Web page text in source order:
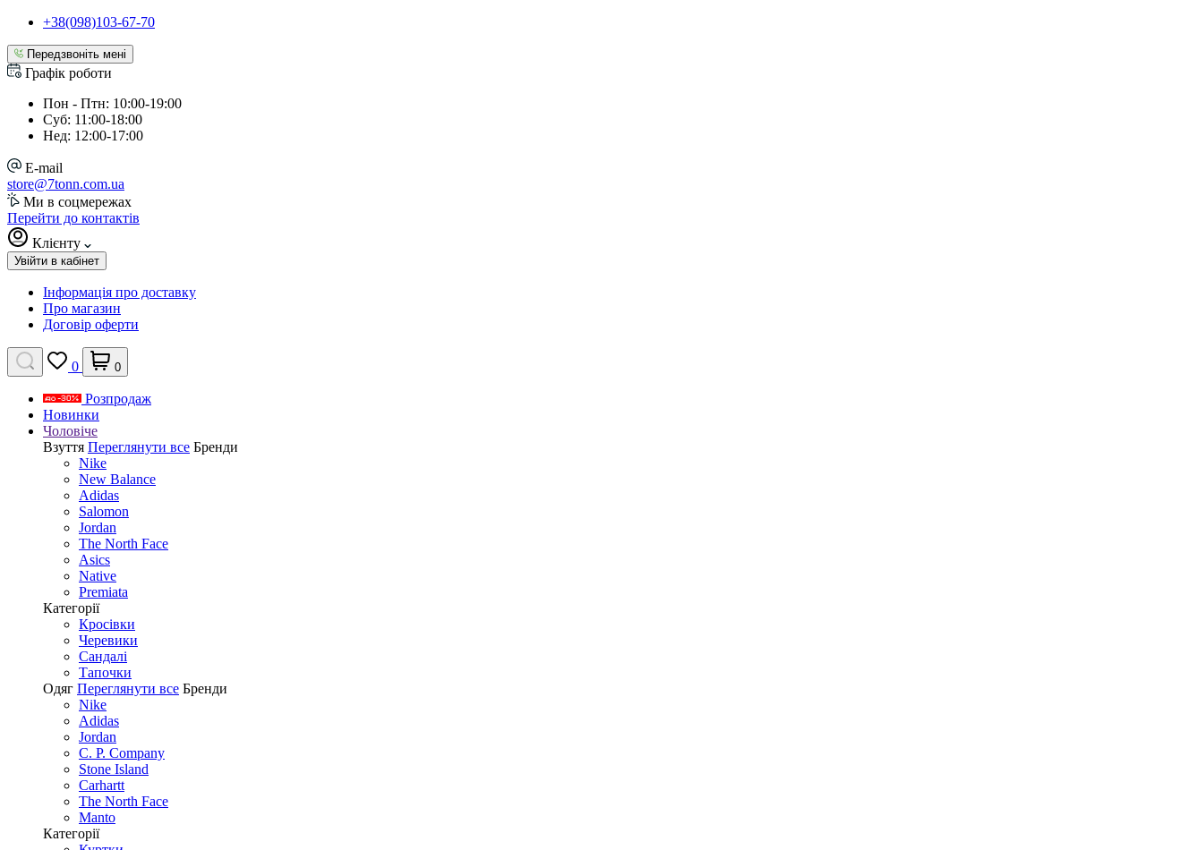
+38(098)103-67-70
Передзвоніть мені
Графік роботи
Пон - Птн: 10:00-19:00
Суб: 11:00-18:00
Нед: 12:00-17:00
E-mail
store@7tonn.com.ua
Ми в соцмережах
Перейти до контактів
Клієнту
Увійти в кабінет
Інформація про доставку
Про магазин
Договір оферти
0 0
Розпродаж
Новинки
Чоловіче
Взуття Переглянути все Бренди
Nike
New Balance
Adidas
Salomon
Jordan
The North Face
Asics
Native
Premiata
Категорії
Кросівки
Черевики
Сандалі
Tапочки
Одяг Переглянути все Бренди
Nike
Adidas
Jordan
C. P. Company
Stone Island
Carhartt
The North Face
Manto
Категорії